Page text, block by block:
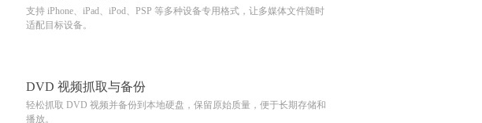
支持 iPhone、iPad、iPod、PSP 等多种设备专用格式，让多媒体文件随时
适配目标设备。
DVD 视频抓取与备份
轻松抓取 DVD 视频并备份到本地硬盘，保留原始质量，便于长期存储和
播放。